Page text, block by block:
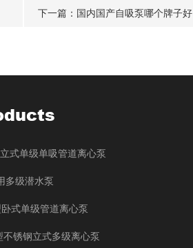
下一篇： 国内国产自吸泵哪个牌子好
式单级单吸管道离心泵
多级潜水泵
式单级管道离心泵
不锈钢立式多级离心泵